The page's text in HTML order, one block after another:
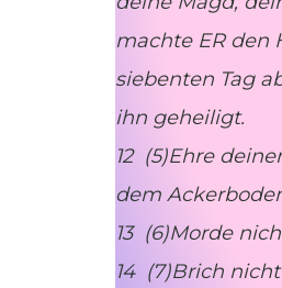
machte ER den
siebenten Tag
ihn geheiligt.
12 (5)Ehre
dem
13 (6)Morde
14 (7)Brich